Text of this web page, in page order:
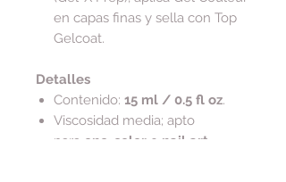
en capas finas y sella con Top
Gelcoat.
Detalles
Contenido: 15 ml / 0.5 fl oz.
Viscosidad media; apto
para one-color o nail art